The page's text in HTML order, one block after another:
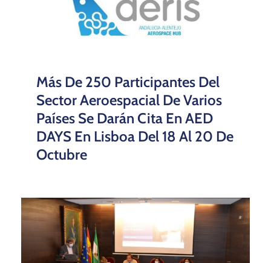
Más De 250 Participantes Del
Sector Aeroespacial De Varios
Países Se Darán Cita En AED
DAYS En Lisboa Del 18 Al 20 De
Octubre